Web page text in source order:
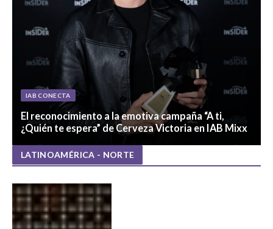
IAB CONECTA
El reconocimiento a la emotiva campaña “A ti,
¿Quién te espera” de Cerveza Victoria en IAB Mixx
LATINOAMÉRICA - NORTE